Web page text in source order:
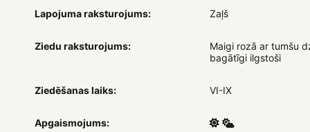
Lapojuma raksturojums: Zaļš
Ziedu raksturojums:
Maigi rozā ar tumšu
bagātīgi ilgstoši
Ziedēšanas laiks: VI-IX
Apgaismojums: